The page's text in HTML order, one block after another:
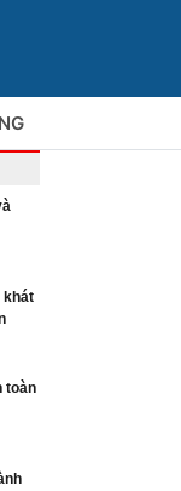
khát
toàn